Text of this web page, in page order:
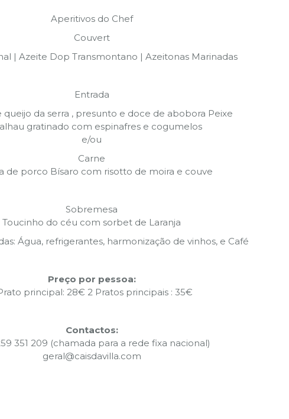
Aperitivos do Chef
Couvert
| Azeite Dop Transmontano | Azeitonas Marinadas
Entrada
queijo da serra , presunto e doce de abobora Peixe
gratinado com espinafres e cogumelos
e/ou
Carne
de porco Bísaro com risotto de moira e couve
Sobremesa
Toucinho do céu com sorbet de Laranja
Água, refrigerantes, harmonização de vinhos, e Café
Preço por pessoa:
principal: 28€ 2 Pratos principais : 35€
Contactos:
351 209 (chamada para a rede fixa nacional)
geral@caisdavilla.com